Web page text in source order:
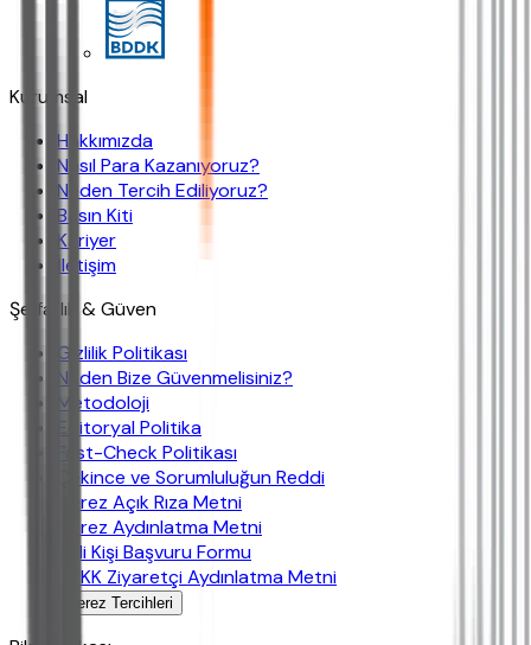
Kurumsal
Hakkımızda
Nasıl Para Kazanıyoruz?
Neden Tercih Ediliyoruz?
Basın Kiti
Kariyer
İletişim
Şeffaflık & Güven
Gizlilik Politikası
Neden Bize Güvenmelisiniz?
Metodoloji
Editoryal Politika
Fast-Check Politikası
Çekince ve Sorumluluğun Reddi
Çerez Açık Rıza Metni
Çerez Aydınlatma Metni
İlgili Kişi Başvuru Formu
KVKK Ziyaretçi Aydınlatma Metni
Çerez Tercihleri